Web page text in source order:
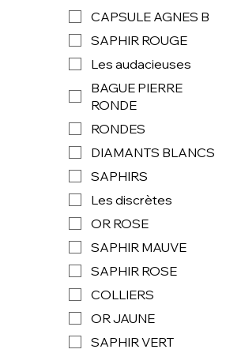
CAPSULE AGNES B
SAPHIR ROUGE
Les audacieuses
BAGUE PIERRE
RONDE
RONDES
DIAMANTS BLANCS
SAPHIRS
Les discrètes
OR ROSE
SAPHIR MAUVE
SAPHIR ROSE
COLLIERS
OR JAUNE
SAPHIR VERT